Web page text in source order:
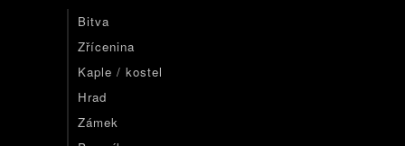
Bitva
Zřícenina
Kaple / kostel
Hrad
Zámek